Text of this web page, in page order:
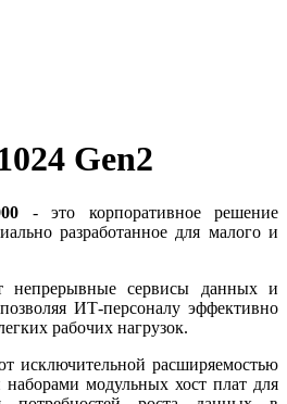
Gen2
- это корпоративное решение
разработанное для малого и
сервисы данных и
ИТ-персоналу эффективно
рабочих нагрузок.
исключительной расширяемостью
модульных хост плат для